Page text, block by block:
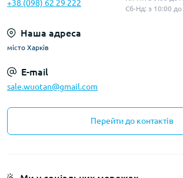
+38 (098) 62 29 222
Сб-Нд: з 10:00 до
Наша адреса
місто Харків
E-mail
sale.wuotan@gmail.com
Перейти до контактів